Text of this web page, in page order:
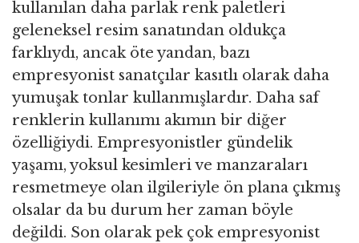
kullanılan daha parlak renk paletleri
geleneksel resim sanatından oldukça
farklıydı, ancak öte yandan, bazı
empresyonist sanatçılar kasıtlı olarak daha
yumuşak tonlar kullanmışlardır. Daha saf
renklerin kullanımı akımın bir diğer
özelliğiydi. Empresyonistler gündelik
yaşamı, yoksul kesimleri ve manzaraları
resmetmeye olan ilgileriyle ön plana çıkmış
olsalar da bu durum her zaman böyle
değildi. Son olarak pek çok empresyonist